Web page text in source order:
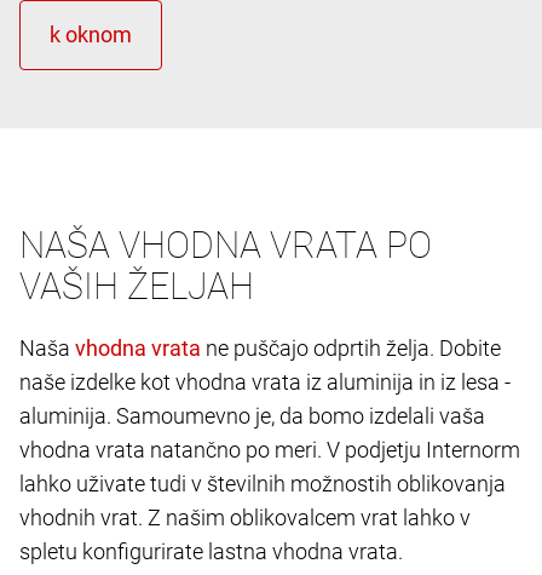
NAŠA VHODNA VRATA PO
VAŠIH ŽELJAH
Naša
ne puščajo odprtih želja. Dobite
naše izdelke kot vhodna vrata iz aluminija in iz lesa -
aluminija. Samoumevno je, da bomo izdelali vaša
vhodna vrata natančno po meri. V podjetju Internorm
lahko uživate tudi v številnih možnostih oblikovanja
vhodnih vrat. Z našim oblikovalcem vrat lahko v
spletu konfigurirate lastna vhodna vrata.